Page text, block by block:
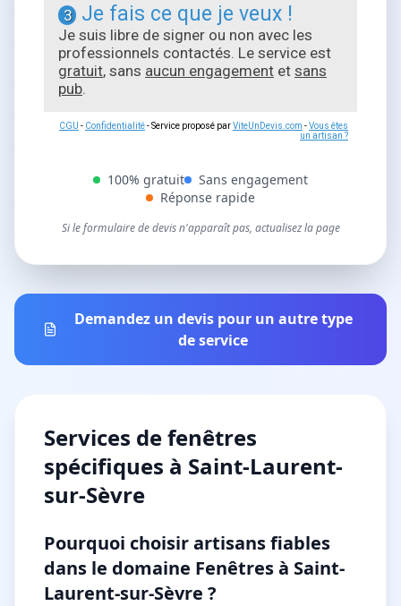
3 Je fais ce que je veux !
Je suis libre de signer ou non avec les
professionnels contactés. Le service est
gratuit, sans aucun engagement et sans
pub.
CGU - Confidentialité- Service proposé parViteUnDevis.com -Vous êtes
un artisan ?
100% gratuit
Sans engagement
Réponse rapide
Si le formulaire de devis n'apparaît pas, actualisez la page
Demandez un devis pour un autre type
de service
Services defenêtres
spécifiques à Saint-Laurent-
sur-Sèvre
Pourquoi choisir artisans fiables
dans le domaine Fenêtres à Saint-
Laurent-sur-Sèvre ?